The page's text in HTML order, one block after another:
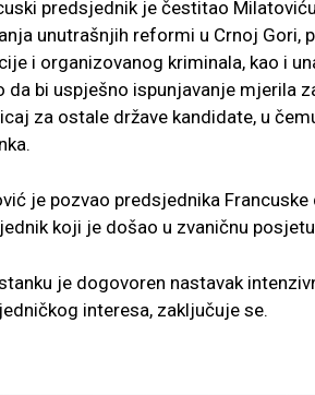
predsjednik je čestitao
unutrašnjih reformi u Crnoj Gori,
i organizovanog kriminala, kao i
da bi uspješno ispunjavanje mjerila
za ostale države kandidate, u
je pozvao predsjednika
koji je došao u zvaničnu
je dogovoren nastavak
interesa, zaključuje se.